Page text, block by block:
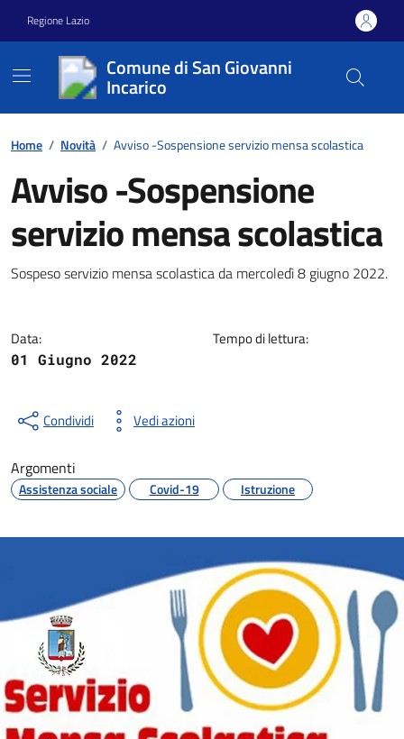
Regione Lazio
Comune di San Giovanni
Incarico
Home / Novità / Avviso -Sospensione servizio mensa scolastica
Avviso -Sospensione
servizio mensa scolastica
Dettagli della notizia
Sospeso servizio mensa scolastica da mercoledì 8 giugno 2022.
Data:
01 Giugno 2022
Tempo di lettura:
Condividi Vedi azioni
Argomenti
Assistenza sociale Covid-19 Istruzione